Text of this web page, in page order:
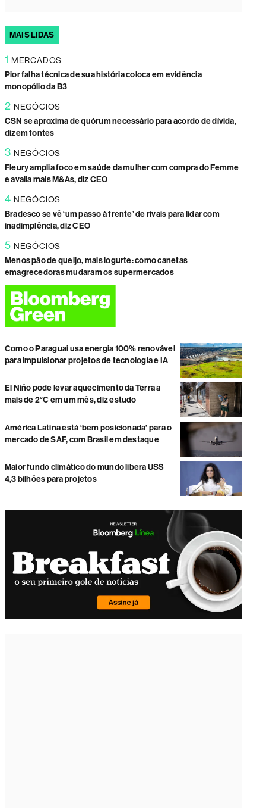
MAIS LIDAS
1 MERCADOS
Pior falha técnica de sua história coloca em evidência
monopólio da B3
2 NEGÓCIOS
CSN se aproxima de quórum necessário para acordo de dívida,
dizem fontes
3 NEGÓCIOS
Fleury amplia foco em saúde da mulher com compra do Femme
e avalia mais M&As, diz CEO
4 NEGÓCIOS
Bradesco se vê ‘um passo à frente’ de rivais para lidar com
inadimplência, diz CEO
5 NEGÓCIOS
Menos pão de queijo, mais iogurte: como canetas
emagrecedoras mudaram os supermercados
Como o Paraguai usa energia 100% renovável
para impulsionar projetos de tecnologia e IA
El Niño pode levar aquecimento da Terra a
mais de 2°C em um mês, diz estudo
América Latina está ‘bem posicionada' para o
mercado de SAF, com Brasil em destaque
Maior fundo climático do mundo libera US$
4,3 bilhões para projetos